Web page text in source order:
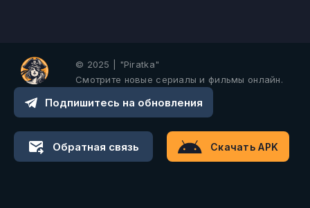
© 2025 | "Piratka"
Смотрите новые сериалы и фильмы онлайн.
Подпишитесь на обновления
Обратная связь Скачать APK